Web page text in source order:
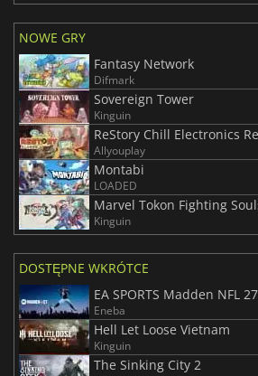
NOWE GRY
Fantasy Network
Difmark
Sovereign Tower
Kinguin
ReStory Chill Electronics
Allyouplay
Montabi
LOADED
Marvel Tokon Fighting
Kinguin
DOSTĘPNE WKRÓTCE
EA SPORTS Madden NFL 27
Eneba
Hell Let Loose Vietnam
Kinguin
The Sinking City 2